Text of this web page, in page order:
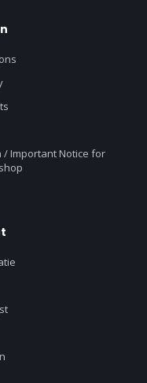
Important Notice for